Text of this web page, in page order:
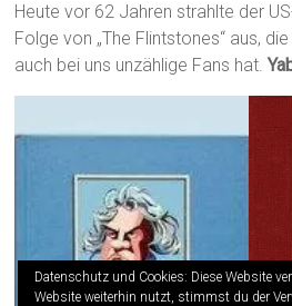
Heute vor 62 Jahren strahlte der
Folge von „The Flintstones“ aus,
auch bei uns unzählige Fans hat.
Datenschutz und Cookies: Diese Website
Website weiterhin nutzt, stimmst du der